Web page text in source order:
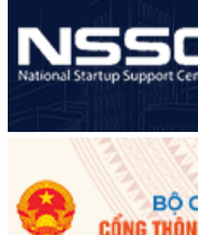
Đắk Lắk xây dựng kịch
2025 đạt 8% trở lên
Thuột, giải phóng tỉnh